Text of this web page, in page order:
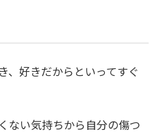
、好きだからといってすぐ
ない気持ちから自分の傷つ